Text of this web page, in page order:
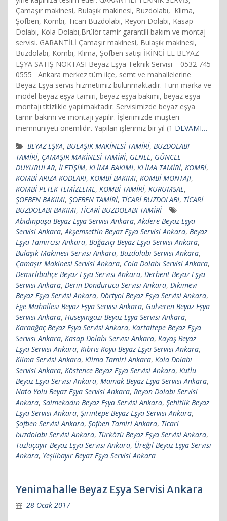
Çamaşır makinesi, Bulaşık makinesi, Buzdolabı, Klima,
Şofben, Kombi, Ticari Buzdolabı, Reyon Dolabı, Kasap
Dolabı, Kola Dolabı,Brülör tamir garantili bakım ve montaj
servisi. GARANTİLİ Çamaşır makinesi, Bulaşık makinesi,
Buzdolabı, Kombi, Klima, Şofben satışı İKİNCİ EL BEYAZ
EŞYA SATIŞ NOKTASI Beyaz Eşya Teknik Servisi – 0532 745
0555 Ankara merkez tüm ilçe, semt ve mahallelerine
Beyaz Eşya servis hizmetimiz bulunmaktadır. Tüm marka ve
model beyaz eşya tamiri, beyaz eşya bakımı, beyaz eşya
montajı titizlikle yapılmaktadır. Servisimizde beyaz eşya
tamir bakımı ve montajı yapılır. İşlerimizde müşteri
memnuniyeti önemlidir. Yapılan işlerimiz bir yıl (1 DEVAMI…
BEYAZ EŞYA, BULAŞIK MAKİNESİ TAMİRİ, BUZDOLABI
TAMİRİ, ÇAMAŞIR MAKİNESİ TAMİRİ, GENEL, GÜNCEL
DUYURULAR, İLETİŞİM, KLİMA BAKIMI, KLİMA TAMİRİ, KOMBİ,
KOMBİ ARIZA KODLARI, KOMBİ BAKIMI, KOMBİ MONTAJI,
KOMBİ PETEK TEMİZLEME, KOMBİ TAMİRİ, KURUMSAL,
ŞOFBEN BAKIMI, ŞOFBEN TAMİRİ, TİCARİ BUZDOLABI, TİCARİ
BUZDOLABI BAKIMI, TİCARİ BUZDOLABI TAMİRİ
Abidinpaşa Beyaz Eşya Servisi Ankara,Akdere Beyaz Eşya
Servisi Ankara,Akşemsettin Beyaz Eşya Servisi Ankara, Beyaz
Eşya Tamircisi Ankara, Boğaziçi Beyaz Eşya Servisi Ankara,
Bulaşık Makinesi Servisi Ankara, Buzdolabı Servisi Ankara,
Çamaşır Makinesi Servisi Ankara, Cola Dolabı Servisi Ankara,
Demirlibahçe Beyaz Eşya Servisi Ankara, Derbent Beyaz Eşya
Servisi Ankara, Derin Dondurucu Servisi Ankara, Dikimevi
Beyaz Eşya Servisi Ankara, Dörtyol Beyaz Eşya Servisi Ankara,
Ege Mahallesi Beyaz Eşya Servisi Ankara, Gülveren Beyaz Eşya
Servisi Ankara, Hüseyingazi Beyaz Eşya Servisi Ankara,
Karaağaç Beyaz Eşya Servisi Ankara, Kartaltepe Beyaz Eşya
Servisi Ankara, Kasap Dolabı Servisi Ankara, Kayaş Beyaz
Eşya Servisi Ankara, Kıbrıs Köyü Beyaz Eşya Servisi Ankara,
Klima Servisi Ankara, Klima Tamiri Ankara, Kola Dolabı
Servisi Ankara, Köstence Beyaz Eşya Servisi Ankara, Kutlu
Beyaz Eşya Servisi Ankara, Mamak Beyaz Eşya Servisi Ankara,
Nato Yolu Beyaz Eşya Servisi Ankara, Reyon Dolabı Servisi
Ankara, Saimekadın Beyaz Eşya Servisi Ankara, Şehitlik Beyaz
Eşya Servisi Ankara, Şirintepe Beyaz Eşya Servisi Ankara,
Şofben Servisi Ankara, Şofben Tamiri Ankara, Ticari
buzdolabı Servisi Ankara, Türközü Beyaz Eşya Servisi Ankara,
Tuzluçayır Beyaz Eşya Servisi Ankara, Üreğil Beyaz Eşya Servisi
Ankara, Yeşilbayır Beyaz Eşya Servisi Ankara
Yenimahalle Beyaz Eşya Servisi Ankara
28 Ocak 2017